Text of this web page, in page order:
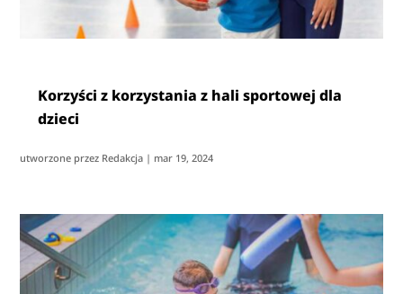
Korzyści z korzystania z hali sportowej dla
dzieci
utworzone przez Redakcja | mar 19, 2024